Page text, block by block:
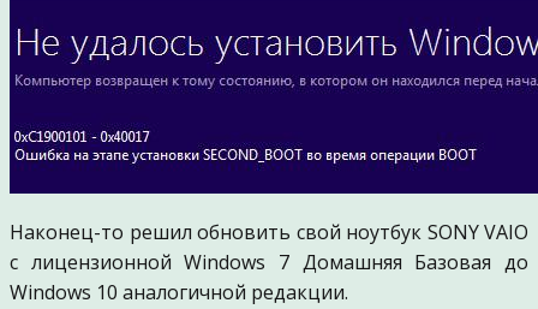
Наконец-то решил обновить свой ноутбук SONY VAIO
с лицензионной Windows 7 Домашняя Базовая до
Windows 10 аналогичной редакции.